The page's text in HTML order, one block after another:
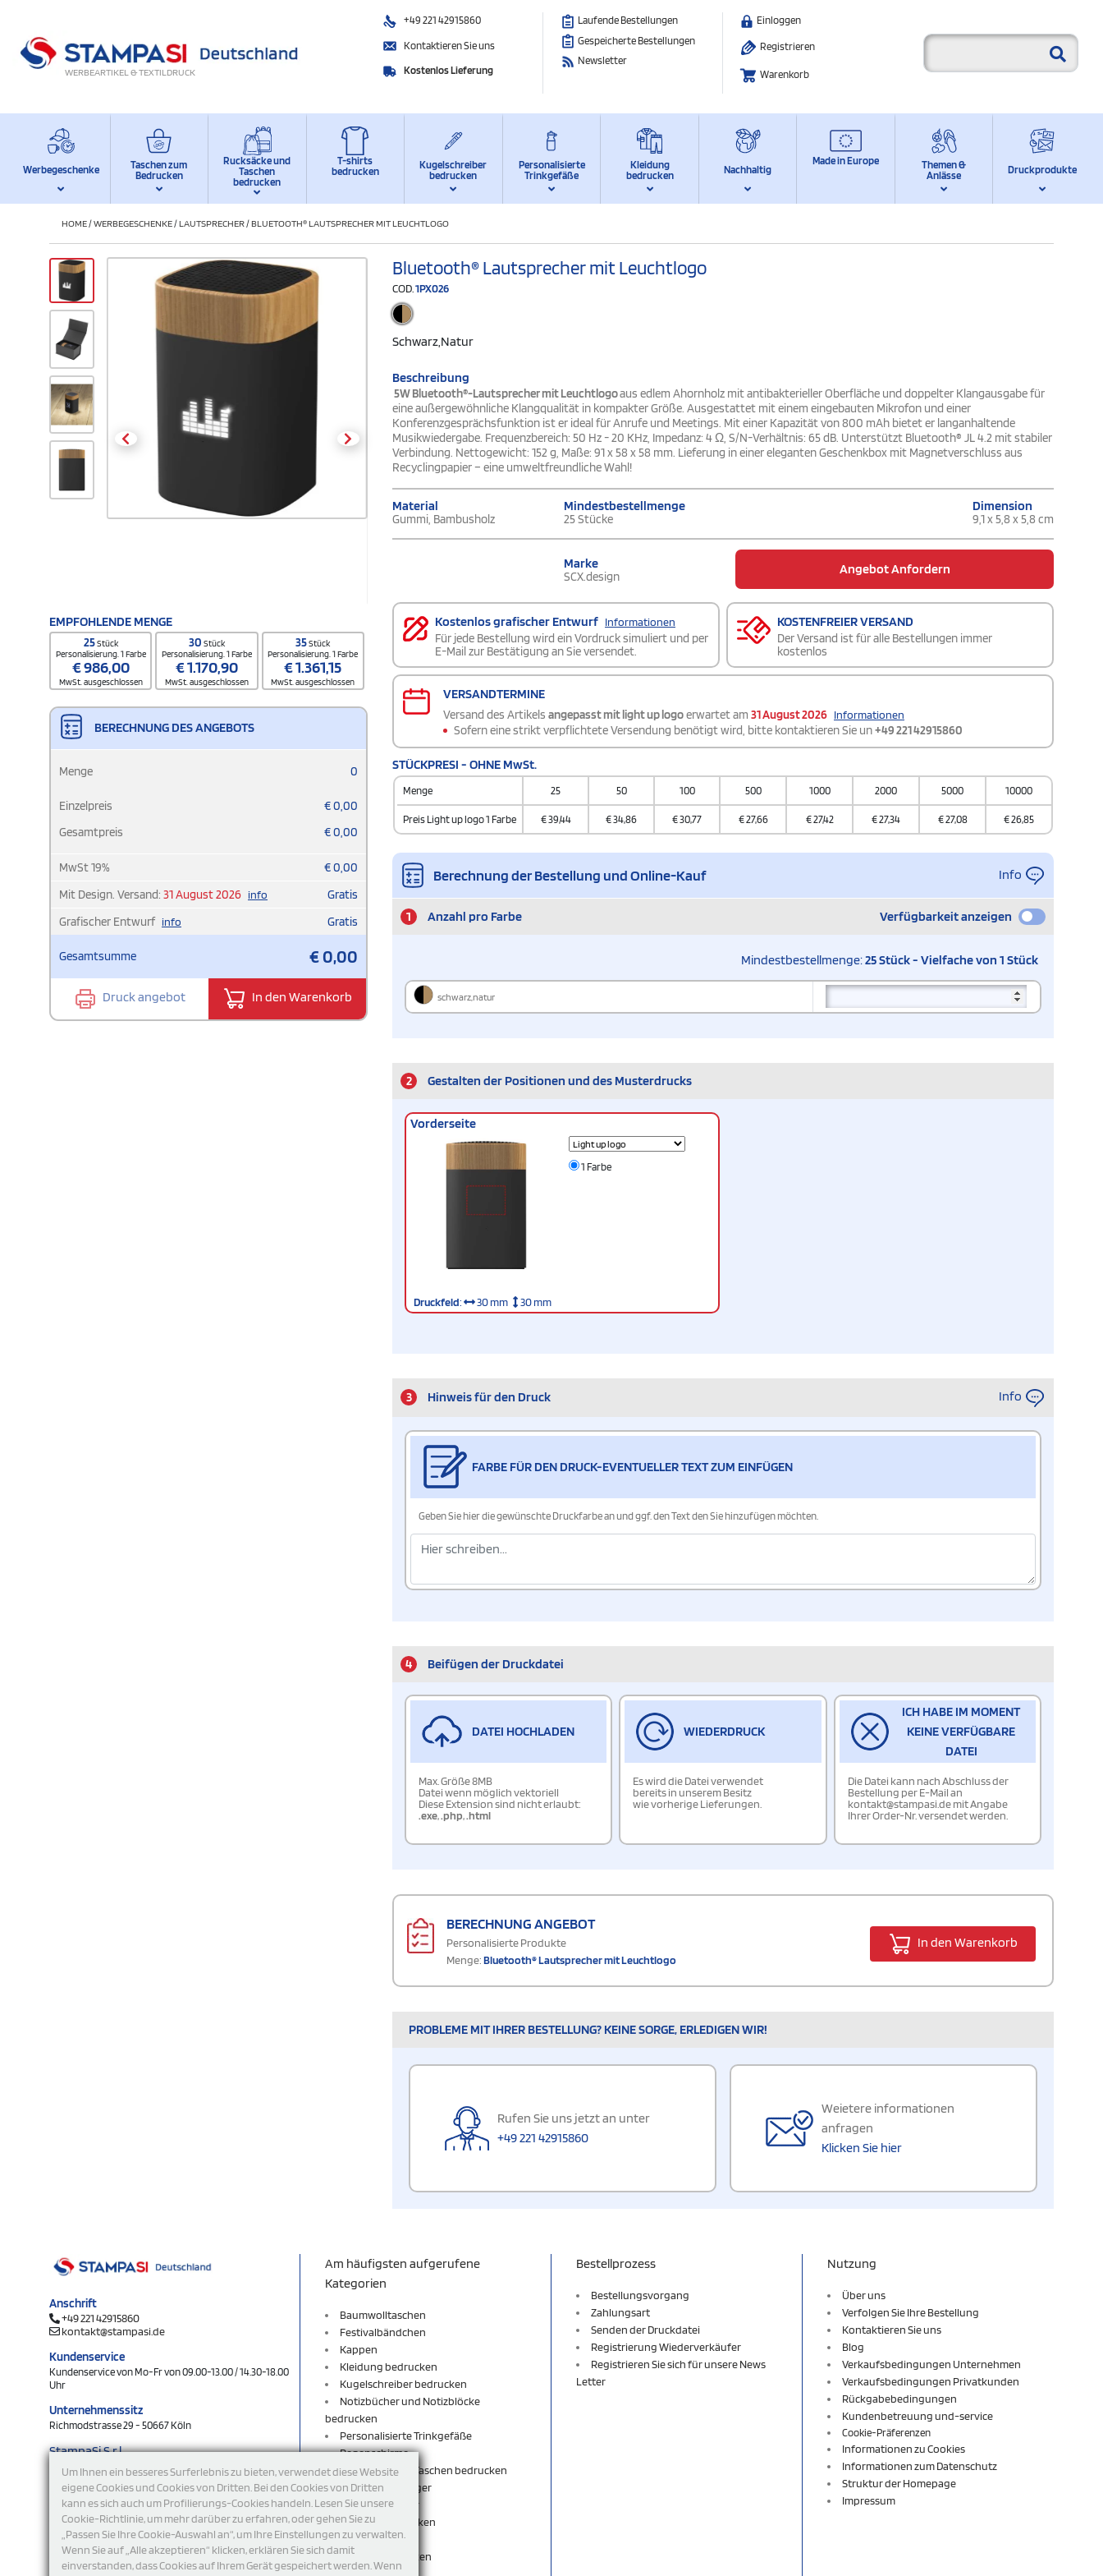
Um Ihnen ein besseres Surferlebnis zu bieten, verwendet diese Website
eigene Cookies und Cookies von Dritten. Bei den Cookies von Dritten
kann es sich auch um Profilierungs-Cookies handeln. Lesen Sie unsere
Cookie-Richtlinie, um mehr darüber zu erfahren, oder gehen Sie zu
„Passen Sie Ihre Cookie-Auswahl an“, um Ihre Einstellungen zu verwalten.
Wenn Sie auf „Alle akzeptieren“ klicken, erklären Sie sich damit
einverstanden, dass Cookies auf Ihrem Gerät gespeichert werden. Wenn
WERBEARTIKEL & TEXTILDRUCK
+49 221 42915860
Kontaktieren Sie uns
Kostenlos Lieferung
Laufende Bestellungen
Gespeicherte Bestellungen
Newsletter
Einloggen
Registrieren
Warenkorb
Werbegeschenke
Taschen zum
Bedrucken
Rucksäcke und
Taschen
bedrucken
T-shirts
bedrucken
Kugelschreiber
bedrucken
Personalisierte
Trinkgefäße
Kleidung
bedrucken
Nachhaltig
Made in Europe
Themen &
Anlässe
Druckprodukte
HOME/WERBEGESCHENKE/LAUTSPRECHER/BLUETOOTH® LAUTSPRECHER MIT LEUCHTLOGO
EMPFOHLENDE MENGE
25Stück
Personalisierung. 1 Farbe
€986,00
MwSt. ausgeschlossen
30 Stück
Personalisierung. 1 Farbe
€1.170,90
MwSt. ausgeschlossen
35Stück
Personalisierung. 1 Farbe
€1.361,15
MwSt. ausgeschlossen
BERECHNUNG DES ANGEBOTS
Menge 0
Einzelpreis €0,00
Gesamtpreis
€0,00
MwSt19% €0,00
Mit Design. Versand: 31 August 2026 info
Gratis
Grafischer Entwurf info Gratis
Gesamtsumme €0,00
Druck angebot In den Warenkorb
Bluetooth® Lautsprecher mit Leuchtlogo
COD.1PX026
Schwarz,natur
Beschreibung
5W Bluetooth®-Lautsprecher mit Leuchtlogoaus edlem Ahornholz mit antibakterieller Oberfläche und doppelter Klangausgabe für
eine außergewöhnliche Klangqualität in kompakter Größe. Ausgestattet mit einem eingebauten Mikrofon und einer
Konferenzgesprächsfunktion ist er ideal für Anrufe und Meetings. Mit einer Kapazität von 800 mAh bietet er langanhaltende
Musikwiedergabe. Frequenzbereich: 50 Hz - 20 KHz, Impedanz: 4 Ω, S/N-Verhältnis: 65 dB. Unterstützt Bluetooth® JL 4.2 mit stabiler
Verbindung. Nettogewicht: 152 g, Maße: 91 x 58 x 58 mm. Lieferung in einer eleganten Geschenkbox mit Magnetverschluss aus
Recyclingpapier – eine umweltfreundliche Wahl!
Material
Gummi, Bambusholz
Mindestbestellmenge
25 Stücke
Dimension
9,1 x 5,8 x 5,8 cm
Marke
SCX.design Angebot Anfordern
Kostenlos grafischer Entwurf Informationen
Für jede Bestellung wird ein Vordruck simuliert und per
E-Mail zur Bestätigung an Sie versendet.
KOSTENFREIER VERSAND
Der Versand ist für alle Bestellungen immer
kostenlos
VERSANDTERMINE
Versand des Artikels angepasst mit light up logoerwartet am 31 August 2026 Informationen
Sofern eine strikt verpflichtete Versendung benötigt wird, bitte kontaktieren Sie un+49 221 42915860
STÜCKPRESI - OHNE MwSt.
Menge 25 50 100 500 1000 2000 5000 10000
Preis Light up logo 1 Farbe €39,44 €34,86 €30,77 €27,66 €27,42 €27,34 €27,08 €26,85
Berechnung der Bestellung und Online-Kauf Info
1 Anzahl pro Farbe Verfügbarkeit anzeigen
Mindestbestellmenge:25 Stück - Vielfache von 1 Stück
schwarz,natur
2 Gestalten der Positionen und des Musterdrucks
Vorderseite
1 Farbe
Druckfeld: 30 mm 30 mm
3 Hinweis für den Druck Info
FARBE FÜR DEN DRUCK-EVENTUELLER TEXT ZUM EINFÜGEN
Geben Sie hier die gewünschte Druckfarbe an und ggf. den Text den Sie hinzufügen möchten.
4 Beifügen der Druckdatei
DATEI HOCHLADEN
Max. Größe 8MB
Datei wenn möglich vektoriell
Diese Extension sind nicht erlaubt:
.exe,.php,.html
WIEDERDRUCK
Es wird die Datei verwendet
bereits in unserem Besitz
wie vorherige Lieferungen.
ICH HABE IM MOMENT
KEINE VERFÜGBARE
DATEI
Die Datei kann nach Abschluss der
Bestellung per E-Mail an
kontakt@stampasi.de mit Angabe
Ihrer Order-Nr. versendet werden.
BERECHNUNG ANGEBOT
Personalisierte Produkte
Menge:Bluetooth® Lautsprecher mit Leuchtlogo
In den Warenkorb
PROBLEME MIT IHRER BESTELLUNG? KEINE SORGE, ERLEDIGEN WIR!
Rufen Sie uns jetzt an unter
+49 221 42915860
Weietere informationen
anfragen
Klicken Sie hier
Anschrift
+49 221 42915860
kontakt@stampasi.de
Kundenservice
Kundenservice von Mo-Fr von 09.00-13.00 / 14.30-18.00
Uhr
Unternehmenssitz
Richmodstrasse 29 - 50667 Köln
StampaSi S.r.l.
folgen Sie uns
Am häufigsten aufgerufene
Kategorien
Baumwolltaschen
Festivalbändchen
Kappen
Kleidung bedrucken
Kugelschreiber bedrucken
Notizbücher und Notizblöcke
bedrucken
Personalisierte Trinkgefäße
Regenschirme
Rucksäcke und Taschen bedrucken
Schlüsselanhänger
Schlüsselbänder
Shopper bedrucken
Sweatshirt
T-Shirts bedrucken
Turnbeutel
Bestellprozess
Bestellungsvorgang
Zahlungsart
Senden der Druckdatei
Registrierung Wiederverkäufer
Registrieren Sie sich für unsere News
Letter
Nutzung
Über uns
Verfolgen Sie Ihre Bestellung
Kontaktieren Sie uns
Blog
Verkaufsbedingungen Unternehmen
Verkaufsbedingungen Privatkunden
Rückgabebedingungen
Kundenbetreuung und-service
Cookie-Präferenzen
Informationen zu Cookies
Informationen zum Datenschutz
Struktur der Homepage
Impressum